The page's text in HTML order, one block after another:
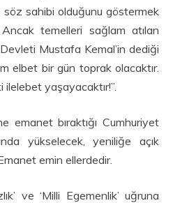
sahibi olduğunu göstermek
temelleri sağlam atılan
Mustafa Kemal’in dediği
elbet bir gün toprak olacaktır.
yaşayacaktır!”.
emanet bıraktığı Cumhuriyet
yükselecek, yeniliğe açık
emin ellerdedir.
ve ‘Milli Egemenlik’ uğruna